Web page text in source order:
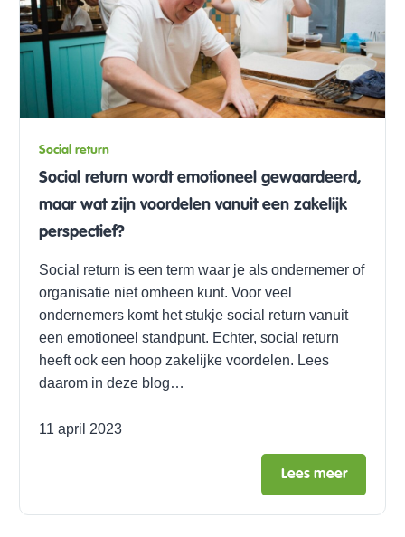
Social return
Social return wordt emotioneel gewaardeerd,
maar wat zijn voordelen vanuit een zakelijk
perspectief?
Social return is een term waar je als ondernemer of
organisatie niet omheen kunt. Voor veel
ondernemers komt het stukje social return vanuit
een emotioneel standpunt. Echter, social return
heeft ook een hoop zakelijke voordelen. Lees
daarom in deze blog…
11 april 2023
Lees meer